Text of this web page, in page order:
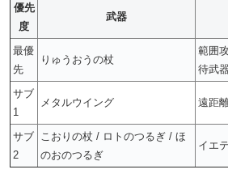
優先
度
武器
最優
先
りゅうおうの杖
範囲
待武
サブ
1
メタルウイング 遠距
サブ
2
こおりの杖 / ロトのつるぎ / ほ
のおのつるぎ
イエ